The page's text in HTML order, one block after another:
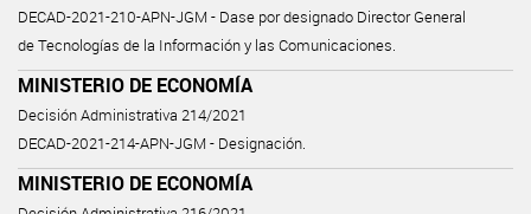
DECAD-2021-210-APN-JGM - Dase por designado Director General
de Tecnologías de la Información y las Comunicaciones.
MINISTERIO DE ECONOMÍA
Decisión Administrativa 214/2021
DECAD-2021-214-APN-JGM - Designación.
MINISTERIO DE ECONOMÍA